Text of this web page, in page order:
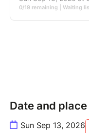
Roulotte théâtrale.
Date and place
Sun Sep 13, 2026